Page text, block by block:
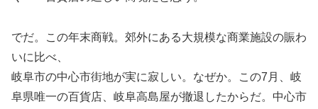
でだ。この年末商戦。郊外にある大規模な商業施設の賑わ
いに比べ、
岐阜市の中心市街地が実に寂しい。なぜか。この7月、岐
阜県唯一の百貨店、岐阜高島屋が撤退したからだ。中心市